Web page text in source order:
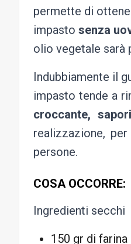
permette di
impasto senza
olio vegetale sarà
Indubbiamente il
impasto tende a
croccante,
realizzazione,
persone.
COSA OCCORRE:
Ingredienti secchi
150 gr di farina